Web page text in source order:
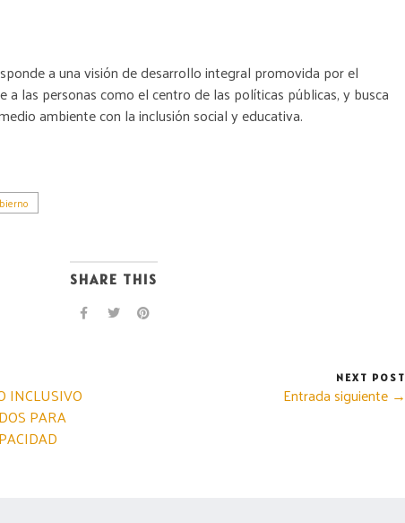
a una visión de desarrollo integral promovida por el
a las personas como el centro de las políticas públicas, y busca
ambiente con la inclusión social y educativa.
SHARE THIS
INCLUSIVO
PARA
NEXT POST
Entrada siguiente →